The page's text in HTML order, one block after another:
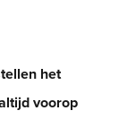
het
voorop